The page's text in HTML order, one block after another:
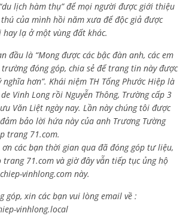
lịch hàm thụ” để mọi người được giới thiệu
của mình hồi năm xưa để độc giả được
lạ ở một vùng đất khác.
đầu là “Mong được các bậc đàn anh, các em
đóng góp, chia sẻ để trang tin này được
hơn”. Khái niệm TH Tống Phước Hiệp là
Vinh Long rồi Nguyễn Thông, Trường cấp 3
Văn Liệt ngày nay. Lần này chúng tôi được
bảo lời hứa này của anh Trương Tường
trang 71.com.
các bạn thời gian qua đã đóng góp tư liệu,
71.com và giờ đây vẫn tiếp tục ủng hộ
vinhlong.com này.
góp, xin các bạn vui lòng email về :
vinhlong.local